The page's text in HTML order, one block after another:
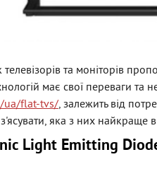
та моніторів
має свої переваги та
ua/flat-tvs/, залежить від
з'ясувати, яка з них найкраще
Light Emitting